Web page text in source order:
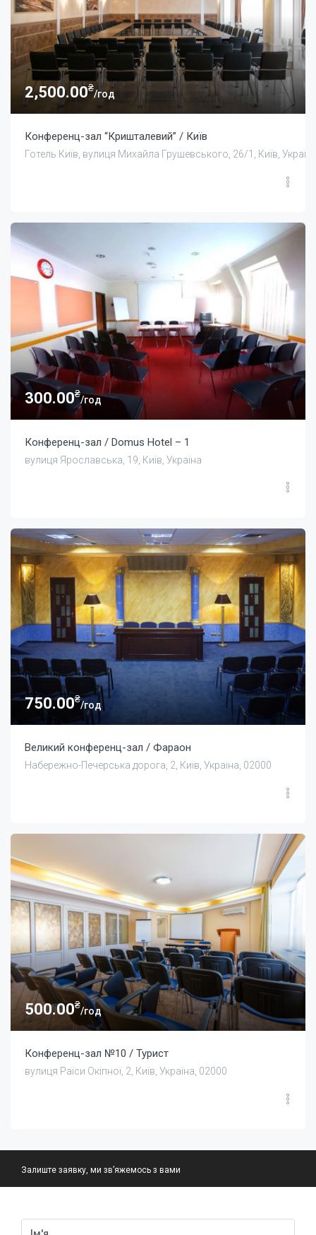
2,500.00₴
/год
Конференц-зал “Кришталевий” / Київ
Готель Київ, вулиця Михайла Грушевського, 26/1, Київ,
300.00₴
/год
Конференц-зал / Domus Hotel – 1
вулиця Ярославська, 19, Київ, Україна
750.00₴
/год
Великий конференц-зал / Фараон
Набережно-Печерська дорога, 2, Київ, Україна, 02000
500.00₴
/год
Конференц-зал №10 / Турист
вулиця Раїси Окіпної, 2, Київ, Україна, 02000
Залиште заявку, ми зв’яжемось з вами